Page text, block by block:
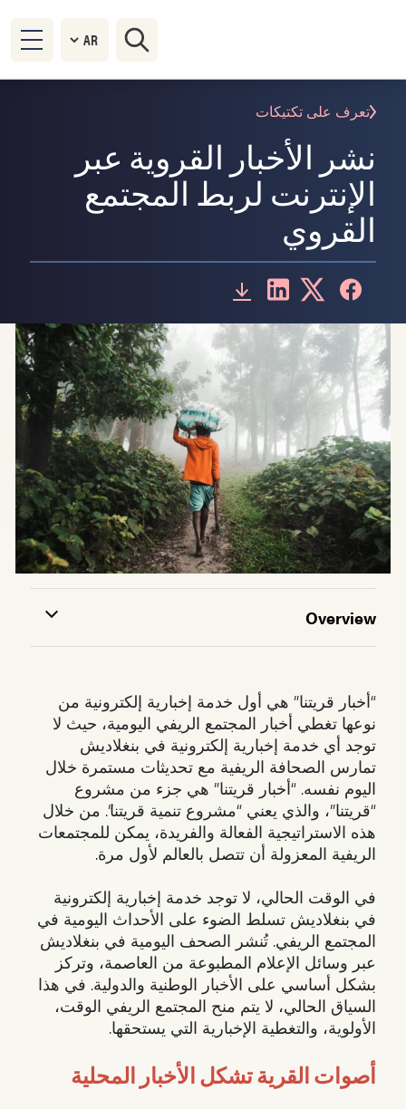
تعرف على تكتيكات
نشر الأخبار القروية عبر
الإنترنت لربط المجتمع
القروي
Overview
“أخبار قريتنا” هي أول خدمة إخبارية إلكترونية من
نوعها تغطي أخبار المجتمع الريفي اليومية، حيث لا
توجد أي خدمة إخبارية إلكترونية في بنغلاديش
تمارس الصحافة الريفية مع تحديثات مستمرة خلال
اليوم نفسه. “أخبار قريتنا” هي جزء من مشروع
“قريتنا”، والذي يعني “مشروع تنمية قريتنا”. من خلال
هذه الاستراتيجية الفعالة والفريدة، يمكن للمجتمعات
الريفية المعزولة أن تتصل بالعالم لأول مرة.
في الوقت الحالي، لا توجد خدمة إخبارية إلكترونية
في بنغلاديش تسلط الضوء على الأحداث اليومية في
المجتمع الريفي. تُنشر الصحف اليومية في بنغلاديش
عبر وسائل الإعلام المطبوعة من العاصمة، وتركز
بشكل أساسي على الأخبار الوطنية والدولية. في هذا
السياق الحالي، لا يتم منح المجتمع الريفي الوقت،
الأولوية، والتغطية الإخبارية التي يستحقها.
أصوات القرية تشكل الأخبار المحلية